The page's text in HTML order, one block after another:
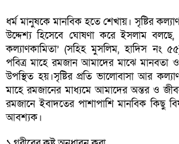
ধর্ম মানুষকে মানবিক হতে শেখায়। সৃষ্টির
উদ্দেশ্য হিসেবে ঘোষণা করে ইসলাম বলছে,
কল্যাণকামিতা’ (সহিহ মুসলিম, হাদিস নং
পবিত্র মাহে রমজান আমাদের মাঝে মানবতা ও
উপস্থিত হয়।সৃষ্টির প্রতি ভালোবাসা আর
মাহে রমজানের মাধ্যমে আমাদের অন্তর ও
রমজানে ইবাদতের পাশাপাশি মানবিক কিছু
আবশ্যক।